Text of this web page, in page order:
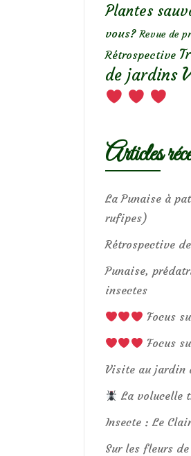
Plantes
vous? Revue de
Rétrospective
de jardins
Articles
La Punaise à
rufipes)
Rétrospective
Punaise,
insectes
Focus
Focus
Visite au jardin
La volucelle
Insecte : Le
Sur les fleurs